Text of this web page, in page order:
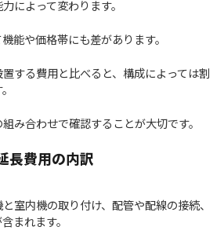
によって変わります。
能や価格帯にも差があります。
する費用と比べると、構成によっては割
み合わせで確認することが大切です。
長費用の内訳
室内機の取り付け、配管や配線の接続、
まれます。